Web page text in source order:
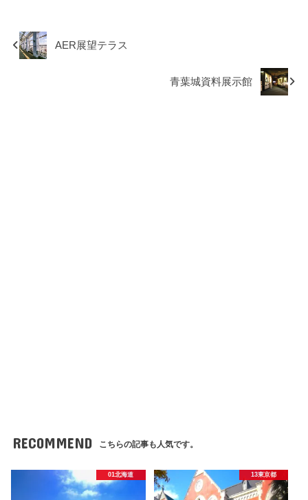
AER展望テラス
青葉城資料展示館
RECOMMEND こちらの記事も人気です。
01北海道 13東京都